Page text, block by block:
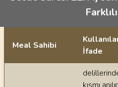
Ayetin meallerindeki dilsel
Meal Sahibi
İfade